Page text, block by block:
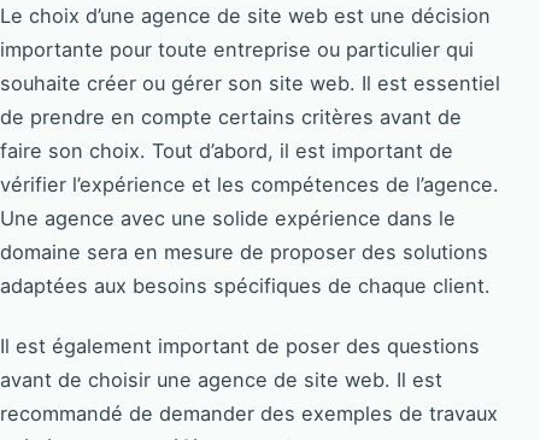
Le choix d’une agence de site web est une décision
importante pour toute entreprise ou particulier qui
souhaite créer ou gérer son site web. Il est essentiel
de prendre en compte certains critères avant de
faire son choix. Tout d’abord, il est important de
vérifier l’expérience et les compétences de l’agence.
Une agence avec une solide expérience dans le
domaine sera en mesure de proposer des solutions
adaptées aux besoins spécifiques de chaque client.
Il est également important de poser des questions
avant de choisir une agence de site web. Il est
recommandé de demander des exemples de travaux